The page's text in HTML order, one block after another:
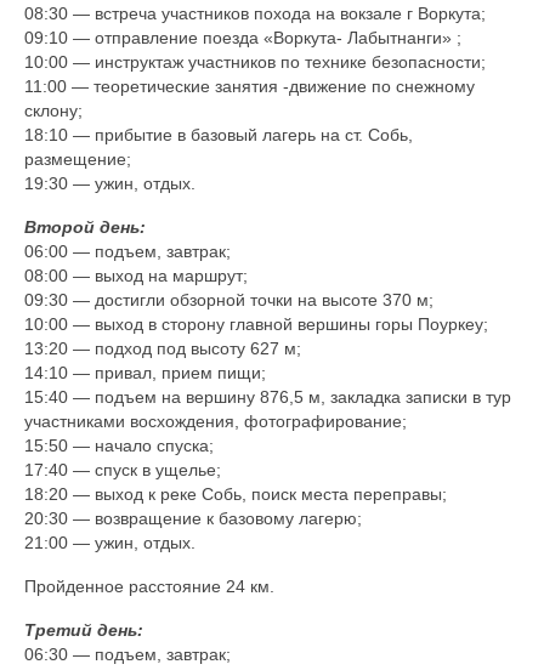
08:30 — встреча участников похода на вокзале г Воркута;
09:10 — отправление поезда «Воркута- Лабытнанги» ;
10:00 — инструктаж участников по технике безопасности;
11:00 — теоретические занятия -движение по снежному
склону;
18:10 — прибытие в базовый лагерь на ст. Собь,
размещение;
19:30 — ужин, отдых.
Второй день:
06:00 — подъем, завтрак;
08:00 — выход на маршрут;
09:30 — достигли обзорной точки на высоте 370 м;
10:00 — выход в сторону главной вершины горы Поуркеу;
13:20 — подход под высоту 627 м;
14:10 — привал, прием пищи;
15:40 — подъем на вершину 876,5 м, закладка записки в тур
участниками восхождения, фотографирование;
15:50 — начало спуска;
17:40 — спуск в ущелье;
18:20 — выход к реке Собь, поиск места переправы;
20:30 — возвращение к базовому лагерю;
21:00 — ужин, отдых.
Пройденное расстояние 24 км.
Третий день:
06:30 — подъем, завтрак;